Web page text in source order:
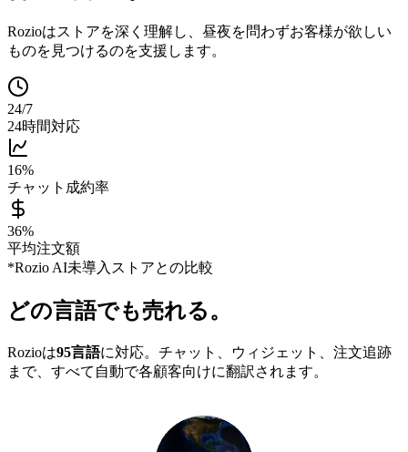
Rozioはストアを深く理解し、昼夜を問わずお客様が欲しい
ものを見つけるのを支援します。
24/7
24時間対応
16%
チャット成約率
36%
平均注文額
*Rozio AI未導入ストアとの比較
どの言語でも売れる。
Rozioは95言語に対応。チャット、ウィジェット、注文追跡
まで、すべて自動で各顧客向けに翻訳されます。